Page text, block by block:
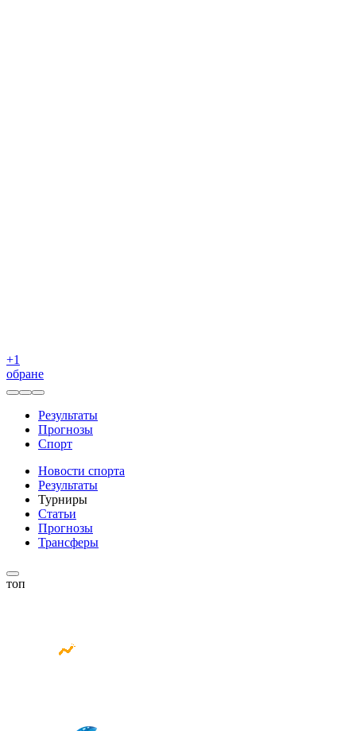
+1
обране
Результаты
Прогнозы
Спорт
Новости спорта
Результаты
Турниры
Статьи
Прогнозы
Трансферы
топ